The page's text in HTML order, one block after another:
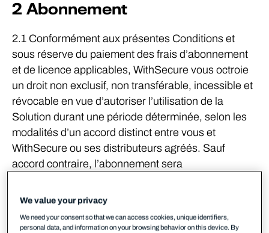
2 Abonnement
2.1 Conformément aux présentes Conditions et
sous réserve du paiement des frais d’abonnement
et de licence applicables, WithSecure vous octroie
un droit non exclusif, non transférable, incessible et
révocable en vue d’autoriser l’utilisation de la
Solution durant une période déterminée, selon les
modalités d’un accord distinct entre vous et
WithSecure ou ses distributeurs agréés. Sauf
accord contraire, l’abonnement sera
supplémentaire à l’issue de la période initiale, puis à
l’issue de chaque période ultérieure, comme
convenu séparément entre vous et WithSecure ou
We value your privacy
We need your consent so that we can access cookies, unique identifiers,
personal data, and information on your browsing behavior on this device. By